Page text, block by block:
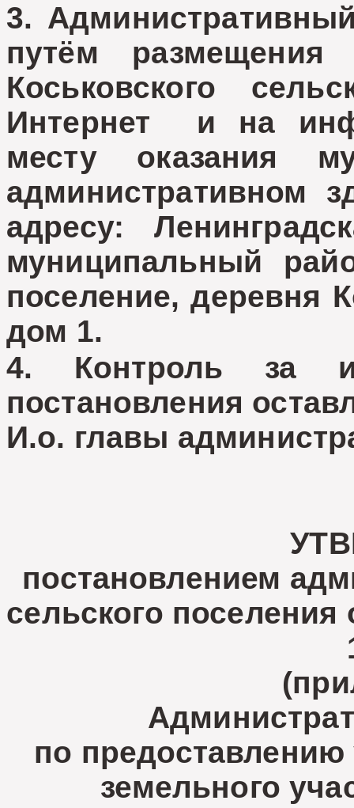
3.
путём
Коськовского
Интернет и на
месту оказания
административном
адресу:
муниципальный
поселение, деревня
дом 1.
4. Контроль за
постановления
И.о. главы
постановлением
сельского
по предоставлению
земельного